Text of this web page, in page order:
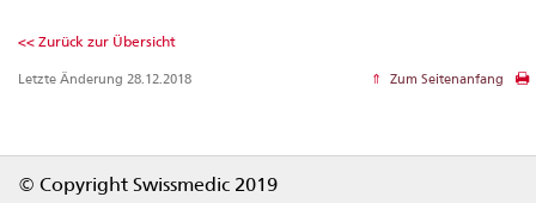
<< Zurück zur Übersicht
Letzte Änderung 28.12.2018 Zum Seitenanfang
© Copyright Swissmedic 2019